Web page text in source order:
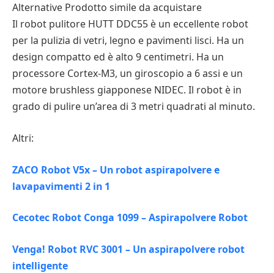
Alternative Prodotto simile da acquistare
Il robot pulitore HUTT DDC55 è un eccellente robot
per la pulizia di vetri, legno e pavimenti lisci. Ha un
design compatto ed è alto 9 centimetri. Ha un
processore Cortex-M3, un giroscopio a 6 assi e un
motore brushless giapponese NIDEC. Il robot è in
grado di pulire un’area di 3 metri quadrati al minuto.
Altri:
ZACO Robot V5x – Un robot aspirapolvere e
lavapavimenti 2 in 1
Cecotec Robot Conga 1099 – Aspirapolvere Robot
Venga! Robot RVC 3001 – Un aspirapolvere robot
intelligente